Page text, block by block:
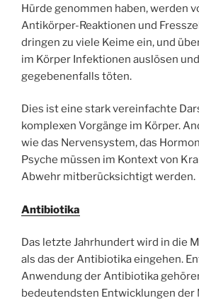
Hürde genommen haben, werden
Antikörper-Reaktionen und
dringen zu viele Keime ein, und
im Körper Infektionen auslösen
gegebenenfalls töten.
Dies ist eine stark vereinfachte
komplexen Vorgänge im Körper.
wie das Nervensystem, das
Psyche müssen im Kontext von
Abwehr mitberücksichtigt werden.
Antibiotika
Das letzte Jahrhundert wird in die
als das der Antibiotika eingehen.
Anwendung der Antibiotika
bedeutendsten Entwicklungen der